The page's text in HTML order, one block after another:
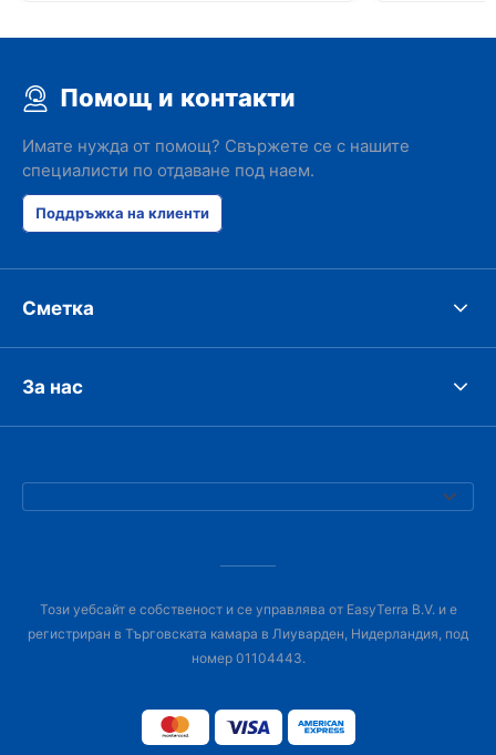
Помощ и контакти
Имате нужда от помощ? Свържете се с нашите
специалисти по отдаване под наем.
Поддръжка на клиенти
Сметка
За нас
Този уебсайт е собственост и се управлява от EasyTerra B.V. и е
регистриран в Търговската камара в Лиуварден, Нидерландия, под
номер 01104443.